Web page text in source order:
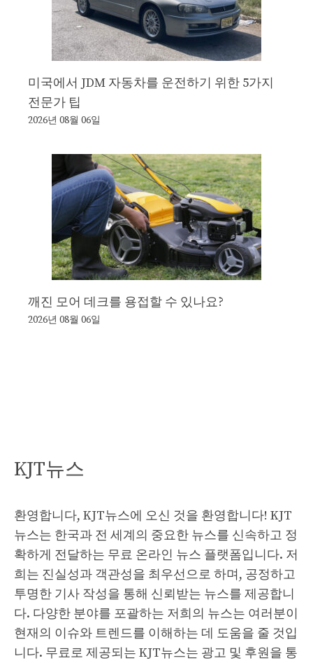
미국에서 JDM 자동차를 운전하기 위한 5가지
전문가 팁
2026년 08월 06일
깨진 모어 데크를 용접할 수 있나요?
2026년 08월 06일
KJT뉴스
환영합니다, KJT뉴스에 오신 것을 환영합니다! KJT
뉴스는 한국과 전 세계의 중요한 뉴스를 신속하고 정
확하게 전달하는 무료 온라인 뉴스 플랫폼입니다. 저
희는 진실성과 객관성을 최우선으로 하며, 공정하고
투명한 기사 작성을 통해 신뢰받는 뉴스를 제공합니
다. 다양한 분야를 포괄하는 저희의 뉴스는 여러분이
현재의 이슈와 트렌드를 이해하는 데 도움을 줄 것입
니다. 무료로 제공되는 KJT뉴스는 광고 및 후원을 통